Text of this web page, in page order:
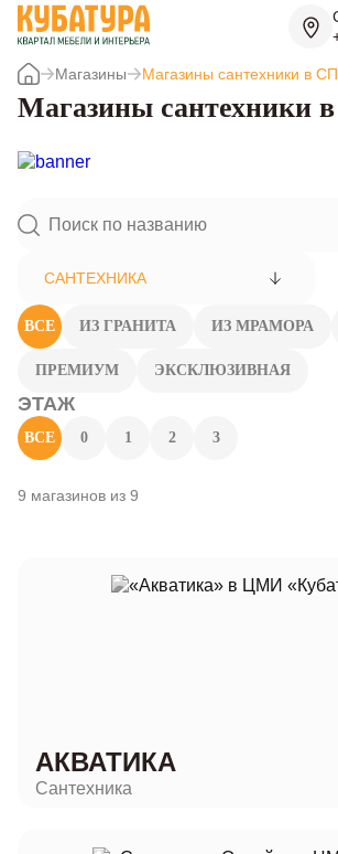
Магазины Магазины сантехники в
Магазины сантехники
САНТЕХНИКА
ВСЕ ИЗ ГРАНИТА ИЗ МРАМОРА
ПРЕМИУМ ЭКСКЛЮЗИВНАЯ
ЭТАЖ
ВСЕ 0 1 2 3
9 магазинов из 9
АКВАТИКА
Сантехника